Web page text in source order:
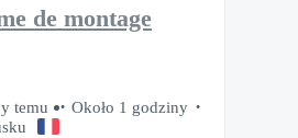
de montage
temu
Około 1 godziny